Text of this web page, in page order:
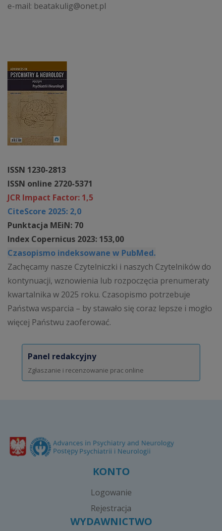
ISSN 1230-2813
ISSN online 2720-5371
JCR Impact Factor: 1,5
CiteScore 2025: 2,0
Punktacja MEiN: 70
Index Copernicus 2023: 153,00
Czasopismo indeksowane w PubMed.
Zachęcamy nasze Czytelniczki i naszych Czytelników do
kontynuacji, wznowienia lub rozpoczęcia prenumeraty
kwartalnika w 2025 roku. Czasopismo potrzebuje
Państwa wsparcia – by stawało się coraz lepsze i mogło
więcej Państwu zaoferować.
Panel redakcyjny
Zgłaszanie i recenzowanie prac online
e-mail: beatakulig@onet.pl
KONTO
Logowanie
Rejestracja
WYDAWNICTWO